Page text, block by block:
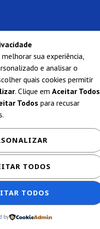
sua experiência,
e analisar o
quais cookies permitir
. Clique em Aceitar Todos
Todos para recusar
TODOS
TODOS
by